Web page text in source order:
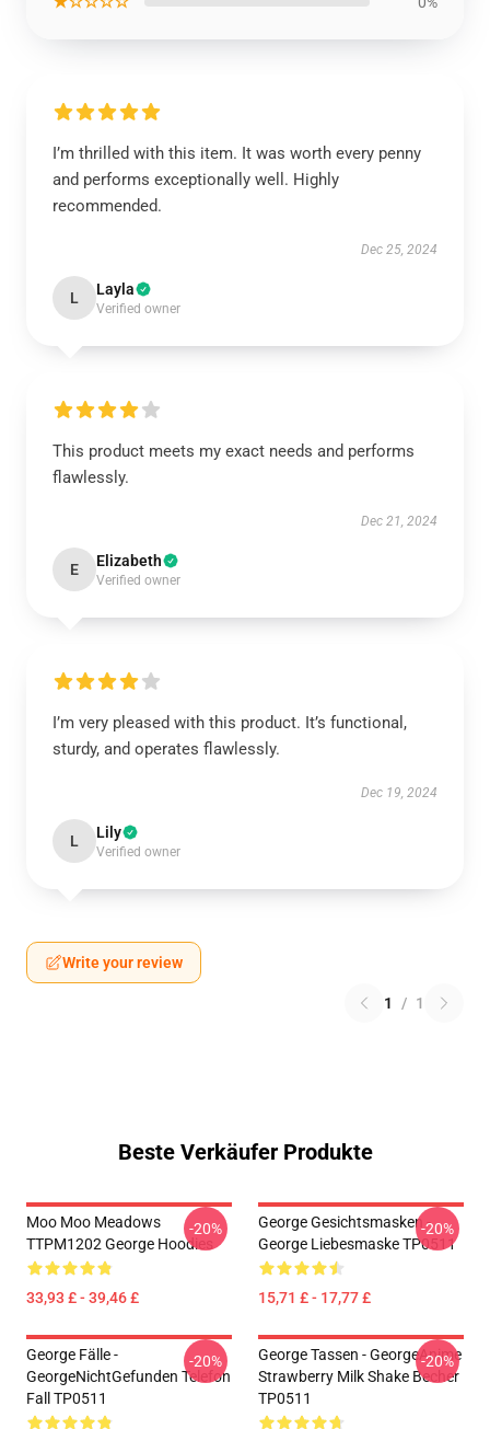
I’m thrilled with this item. It was worth every penny
and performs exceptionally well. Highly
recommended.
Dec 25, 2024
L Layla
Verified owner
This product meets my exact needs and performs
flawlessly.
Dec 21, 2024
E Elizabeth
Verified owner
I’m very pleased with this product. It’s functional,
sturdy, and operates flawlessly.
Dec 19, 2024
L Lily
Verified owner
Write your review
1 / 1
Beste Verkäufer Produkte
Moo Moo Meadows
TTPM1202 George Hoodies
33,93 £ - 39,46 £
-20%
George Gesichtsmasken -
George Liebesmaske TP0511
15,71 £ - 17,77 £
-20%
George Fälle -
GeorgeNichtGefunden Telefon
Fall TP0511
-20%
George Tassen - GeorgeAnime
Strawberry Milk Shake Becher
TP0511
-20%